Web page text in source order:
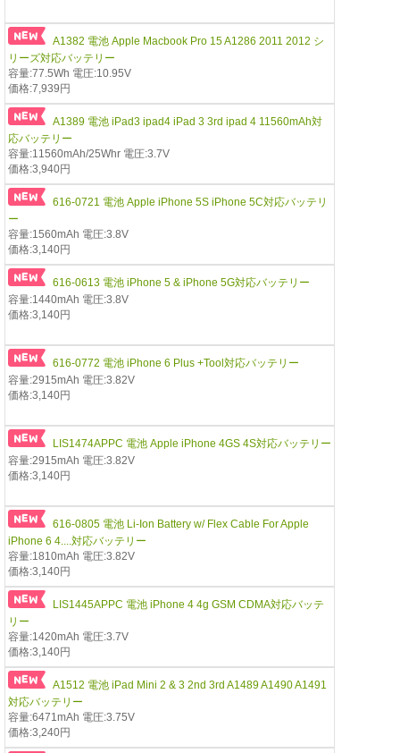
A1382 電池 Apple Macbook Pro 15 A1286 2011 2012 シ
リーズ対応バッテリー
容量:77.5Wh 電圧:10.95V
価格:7,939円
A1389 電池 iPad3 ipad4 iPad 3 3rd ipad 4 11560mAh対
応バッテリー
容量:11560mAh/25Whr 電圧:3.7V
価格:3,940円
616-0721 電池 Apple iPhone 5S iPhone 5C対応バッテリ
ー
容量:1560mAh 電圧:3.8V
価格:3,140円
616-0613 電池 iPhone 5 & iPhone 5G対応バッテリー
容量:1440mAh 電圧:3.8V
価格:3,140円
616-0772 電池 iPhone 6 Plus +Tool対応バッテリー
容量:2915mAh 電圧:3.82V
価格:3,140円
LIS1474APPC 電池 Apple iPhone 4GS 4S対応バッテリー
容量:2915mAh 電圧:3.82V
価格:3,140円
616-0805 電池 Li-Ion Battery w/ Flex Cable For Apple
iPhone 6 4....対応バッテリー
容量:1810mAh 電圧:3.82V
価格:3,140円
LIS1445APPC 電池 iPhone 4 4g GSM CDMA対応バッテ
リー
容量:1420mAh 電圧:3.7V
価格:3,140円
A1512 電池 iPad Mini 2 & 3 2nd 3rd A1489 A1490 A1491
対応バッテリー
容量:6471mAh 電圧:3.75V
価格:3,240円